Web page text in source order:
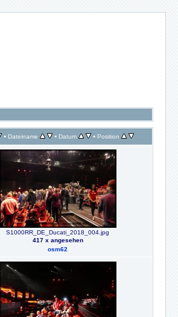
• Dateiname • Datum • Position
S1000RR_DE_Ducati_2018_004.jpg
417 x angesehen
osm62